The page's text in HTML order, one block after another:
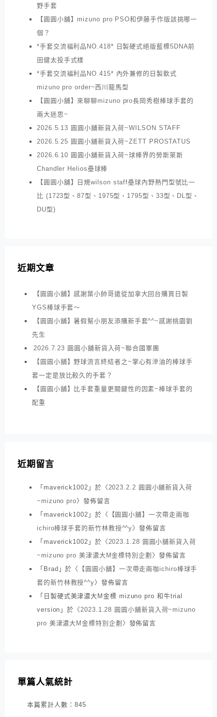
野手套
【圓圓小舖】mizuno pro PSO和伊藤手作版該挑哪一
個？
*手套交流福利品NO.418* 日製硬式絕版藍標5DNA前
田健太投手式樣
*手套交流福利品NO.415* 內外兼修的日製軟式
mizuno pro order~西川龍馬型
【圓圓小舖】來聊聊mizuno pro長岡秀樹棒球手套的
兩大迷思~
2026.5.13 圓圓小舖新貨入荷~WILSON STAFF
2026.5.25 圓圓小舖新貨入荷~ZETT PROSTATUS
2026.6.10 圓圓小舖新貨入荷~球棒界的勞斯萊斯
Chandler Helios壘球棒
【圓圓小舖】日規wilson staff壘球內野熱門型號比一
比 (1723型、87型、1975型、1795型、33型、DL型、
DU型)
近期文章
【圓圓小舖】感謝葉小帥哥遠從加拿大回台購買日製
YGS棒球手套～
【圓圓小舖】暑假幫小朋友添購新手套^^~感謝桃園劉
先生
2026.7.23 圓圓小舖新貨入荷~聯合國軍團
【圓圓小舖】野球流言終結者之~掌心有滲油的棒球手
套一定是放比較久的手套？
【圓圓小舖】比手套重量更關鍵性的因素~棒球手套的
配重
近期留言
「maverick1002 」於〈 2023.2.2 圓圓小舖新貨入荷
~mizuno pro〉發佈留言
「maverick1002 」於〈
【圓圓小舖】一次帶走兩咖
ichiro棒球手套的新竹林教授^^y〉發佈留言
「maverick1002 」於〈 2023.1.28 圓圓小舖新貨入荷
~mizuno pro 美津濃大M金標特別企劃 〉發佈留言
「Brad 」於〈
【圓圓小舖】一次帶走兩咖ichiro棒球手
套的新竹林教授^^y〉發佈留言
「 日製硬式美津濃大M金標 mizuno pro 和牛trial
version 」於〈 2023.1.28 圓圓小舖新貨入荷~mizuno
pro 美津濃大M金標特別企劃 〉發佈留言
單篇人氣統計
本篇累計人數： 845